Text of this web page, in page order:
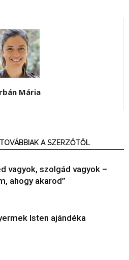
Mária
TOVÁBBIAK A SZERZŐTŐL
vagyok, szolgád vagyok –
ahogy akarod”
Isten ajándéka